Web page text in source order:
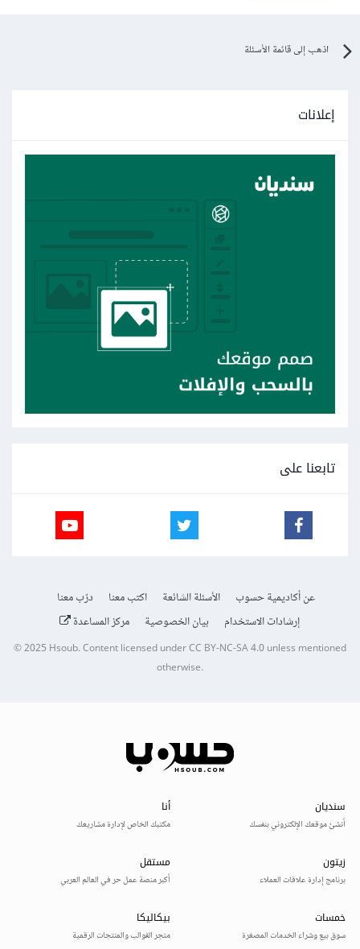
اذهب إلى قائمة الأسئلة
إعلانات
تابعنا على
عن أكاديمية حسوب الأسئلة الشائعة اكتب معنا
درّب معنا
إرشادات الاستخدام
بيان الخصوصية مركز المساعدة
© 2025Hsoub.Content licensed underCC BY-NC-SA 4.0unless mentioned
otherwise.